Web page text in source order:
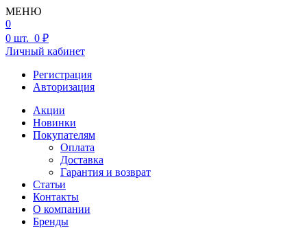
МЕНЮ
0
0 шт. 0 ₽
Личный кабинет
Регистрация
Авторизация
Акции
Новинки
Покупателям
Оплата
Доставка
Гарантия и возврат
Статьи
Контакты
О компании
Бренды